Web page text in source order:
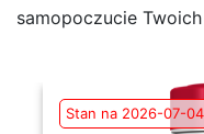
samopoczucie
Stan na 2026-07-04